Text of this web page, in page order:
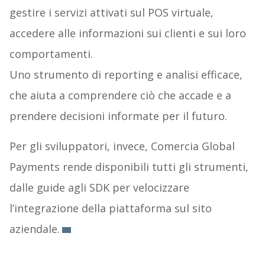
gestire i servizi attivati sul POS virtuale,
accedere alle informazioni sui clienti e sui loro
comportamenti.
Uno strumento di reporting e analisi efficace,
che aiuta a comprendere ciò che accade e a
prendere decisioni informate per il futuro.
Per gli sviluppatori, invece, Comercia Global
Payments rende disponibili tutti gli strumenti,
dalle guide agli SDK per velocizzare
l’integrazione della piattaforma sul sito
aziendale.